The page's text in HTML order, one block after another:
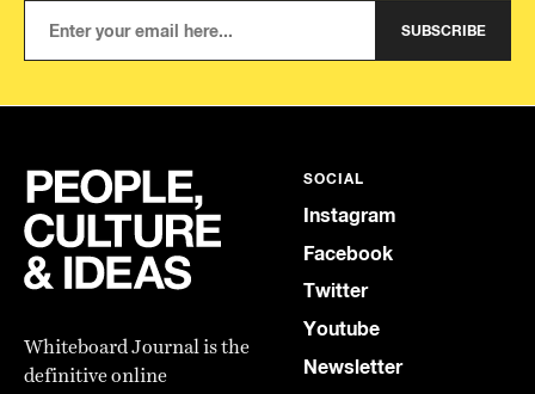
SUBSCRIBE
Whiteboard Journal is the
definitive online
SOCIAL
Instagram
Facebook
Twitter
Youtube
Newsletter